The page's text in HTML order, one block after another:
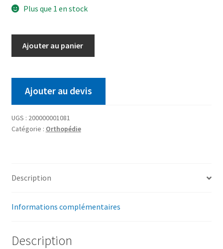
Plus que 1 en stock
Ajouter au panier
Ajouter au devis
UGS : 200000001081
Catégorie : Orthopédie
Description
Informations complémentaires
Description